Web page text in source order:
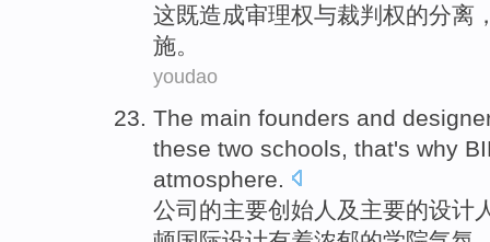
这既造成审理权与裁判 权的分离
施。
youdao
The main founders and
these two schools, that's why
atmosphere
公司的主要创始人 及 主要的设计